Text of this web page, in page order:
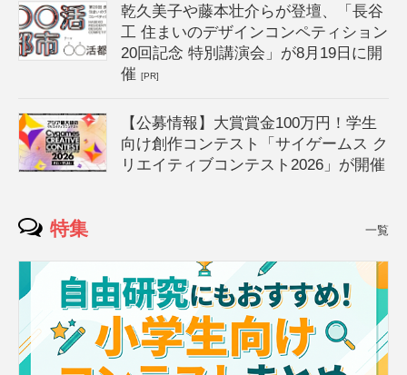
乾久美子や藤本壮介らが登壇、「長谷
工 住まいのデザインコンペティション
20回記念 特別講演会」が8月19日に開
催[PR]
【公募情報】大賞賞金100万円！学生
向け創作コンテスト「サイゲームス ク
リエイティブコンテスト2026」が開催
特集 一覧